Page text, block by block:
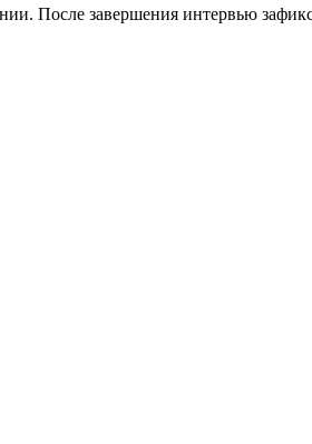
После завершения интервью